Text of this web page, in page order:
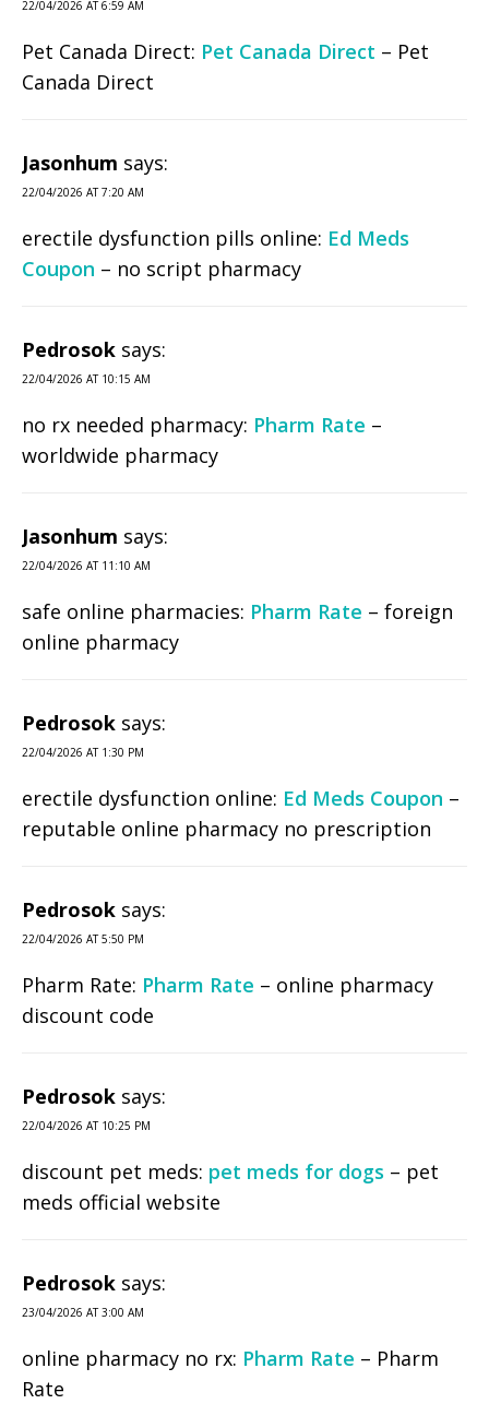
22/04/2026 AT 6:59 AM
Pet Canada Direct: Pet Canada Direct – Pet
Canada Direct
Jasonhum says:
22/04/2026 AT 7:20 AM
erectile dysfunction pills online: Ed Meds
Coupon – no script pharmacy
Pedrosok says:
22/04/2026 AT 10:15 AM
no rx needed pharmacy: Pharm Rate –
worldwide pharmacy
Jasonhum says:
22/04/2026 AT 11:10 AM
safe online pharmacies: Pharm Rate – foreign
online pharmacy
Pedrosok says:
22/04/2026 AT 1:30 PM
erectile dysfunction online: Ed Meds Coupon –
reputable online pharmacy no prescription
Pedrosok says:
22/04/2026 AT 5:50 PM
Pharm Rate: Pharm Rate – online pharmacy
discount code
Pedrosok says:
22/04/2026 AT 10:25 PM
discount pet meds: pet meds for dogs – pet
meds official website
Pedrosok says:
23/04/2026 AT 3:00 AM
online pharmacy no rx: Pharm Rate – Pharm
Rate